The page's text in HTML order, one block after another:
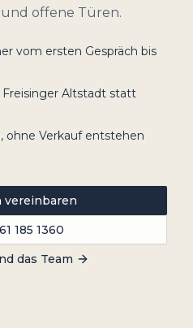
offene Türen.
vom ersten Gespräch bis
Altstadt statt
ohne Verkauf entstehen
vereinbaren
185 1360
das Team